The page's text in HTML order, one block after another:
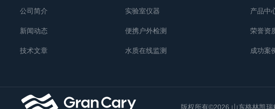
公司简介
新闻动态
技术文章
实验室仪器
便携户外检测
水质在线监测
产品中
荣誉资
成功案
版权所有©2026 山东格林凯